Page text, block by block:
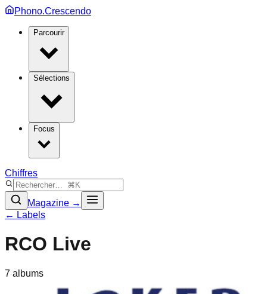
Phono.Crescendo
Parcourir
Sélections
Focus
Chiffres
Magazine →
← Labels
RCO Live
7 albums